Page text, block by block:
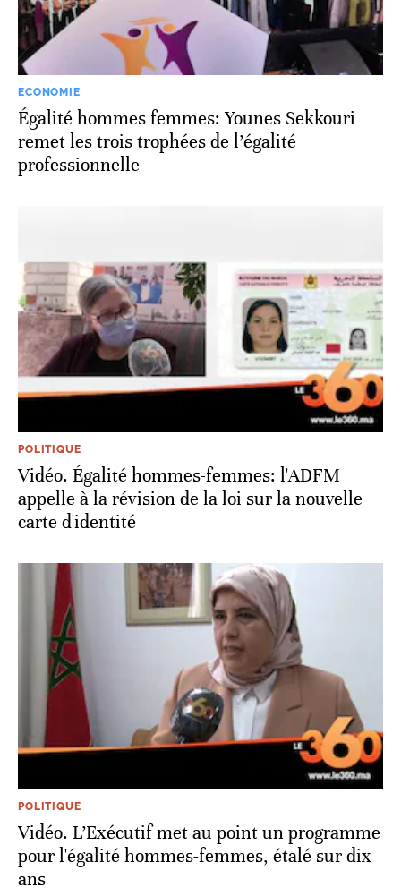
ECONOMIE
Égalité hommes femmes: Younes Sekkouri
remet les trois trophées de l’égalité
professionnelle
POLITIQUE
Vidéo. Égalité hommes-femmes: l'ADFM
appelle à la révision de la loi sur la nouvelle
carte d'identité
POLITIQUE
Vidéo. L’Exécutif met au point un programme
pour l'égalité hommes-femmes, étalé sur dix
ans